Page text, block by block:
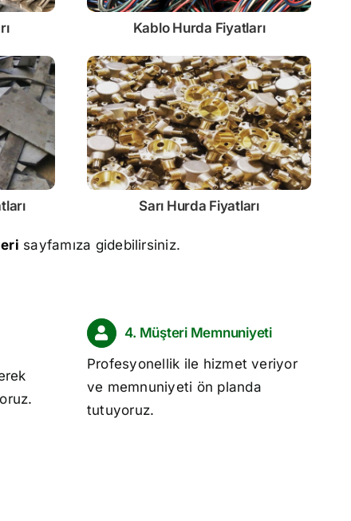
Kablo Hurda Fiyatları
Sarı Hurda Fiyatları
sayfamıza gidebilirsiniz.
4. Müşteri Memnuniyeti
Profesyonellik ile hizmet veriyor
ve memnuniyeti ön planda
tutuyoruz.